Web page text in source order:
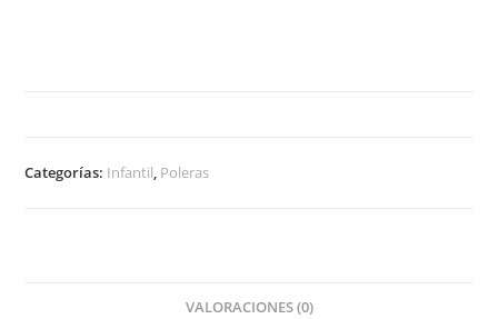
Categorías: Infantil, Poleras
VALORACIONES (0)